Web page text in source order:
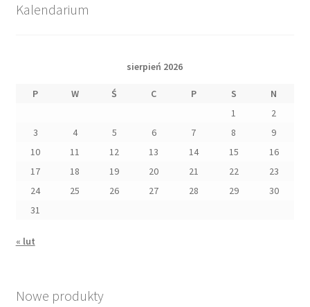
Kalendarium
sierpień 2026
P W Ś C P S
N
1
2
3
4 5 6 7 8
9
10
11 12 13 14 15
16
17
18 19 20 21 22
23
24
25 26 27 28 29
30
31
« lut
Nowe produkty